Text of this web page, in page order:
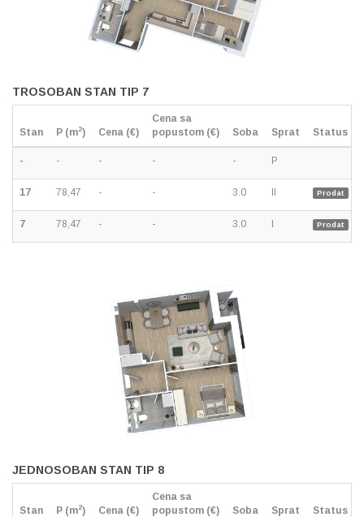
TROSOBAN STAN TIP 7
Stan P (m2) Cena (€)
Cena sa
popustom (€)
Soba Sprat Status
- - - - - P
17 78,47 - - 3.0 II Prodat
7 78,47 - - 3.0 I Prodat
JEDNOSOBAN STAN TIP 8
Stan P (m2) Cena (€)
Cena sa
popustom (€)
Soba Sprat Status